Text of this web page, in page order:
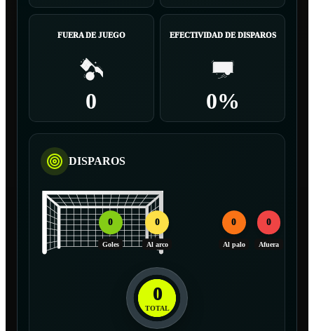
FUERA DE JUEGO
0
EFECTIVIDAD DE DISPAROS
0%
DISPAROS
0
Goles
0
Al arco
0
Al palo
0
Afuera
0
TOTAL